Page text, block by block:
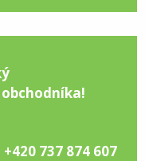
+420 737 874 607